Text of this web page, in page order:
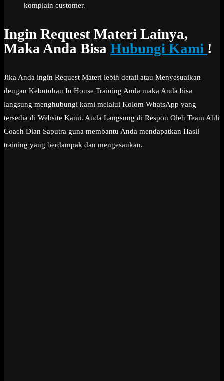
komplain customer.
Ingin Request Materi Lainya,
Maka Anda Bisa Hubungi Kami !
Jika Anda ingin Request Materi lebih detail atau Menyesuaikan
dengan Kebutuhan In House Training Anda maka Anda bisa
langsung menghubungi kami melalui Kolom WhatsApp yang
tersedia di Website Kami. Anda Langsung di Respon Oleh Team Ahli
Coach Dian Saputra guna membantu Anda mendapatkan Hasil
training yang berdampak dan mengesankan.